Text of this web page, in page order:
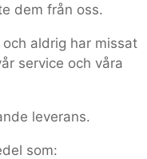
dem från oss.
aldrig har missat
service och våra
leverans.
som: